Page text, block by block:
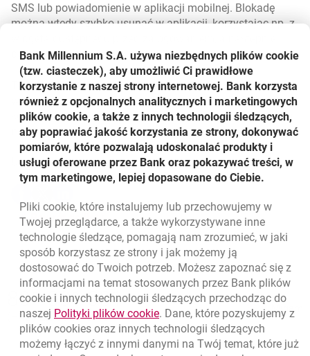
SMS lub powiadomienie w aplikacji mobilnej. Blokadę
można wtedy szybko usunąć w aplikacji, korzystając np. z
dokończyć transakcję.
Tymczasowa blokada karty została udostępniona klientom
wraz z najnowszą wersją aplikacji mobilnej 4.32. Jest to
kolejna funkcja wzbogacająca aplikację, która odpowiada
na bieżące potrzeby użytkowników i ma na celu ułatwianie
im codziennego życia.
Udostępnij
otwiera się w nowej karcie
otwiera się w nowej karcie
otwiera się w nowej karcie
Powrót do listy
Nawigacja dolna
Zadzwoń do nas
801 331 331
(+48) 22 598 40 40
Migam
Bank Millennium S.A. używa niezbędnych plików cookie
(tzw. ciasteczek), aby umożliwić Ci prawidłowe
korzystanie z naszej strony internetowej. Bank korzysta
również z opcjonalnych analitycznych i marketingowych
plików cookie, a także z innych technologii śledzących,
aby poprawiać jakość korzystania ze strony, dokonywać
pomiarów, które pozwalają udoskonalać produkty i
usługi oferowane przez Bank oraz pokazywać treści, w
tym marketingowe, lepiej dopasowane do Ciebie.
Pliki cookie, które instalujemy lub przechowujemy w
Twojej przeglądarce, a także wykorzystywane inne
technologie śledzące, pomagają nam zrozumieć, w jaki
sposób korzystasz ze strony i jak możemy ją
dostosować do Twoich potrzeb. Możesz zapoznać się z
informacjami na temat stosowanych przez Bank plików
cookie i innych technologii śledzących przechodząc do
naszej Polityki plików cookielink otwiera się w nowym oknie
. Dane, które pozyskujemy z
plików cookies oraz innych technologii śledzących
możemy łączyć z innymi danymi na Twój temat, które już